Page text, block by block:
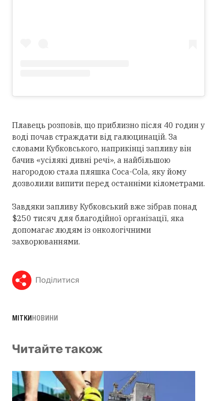
Плавець розповів, що приблизно після 40 годин у
воді почав страждати від галюцинацій. За
словами Кубковського, наприкінці запливу він
бачив «усілякі дивні речі», а найбільшою
нагородою стала пляшка Coca-Cola, яку йому
дозволили випити перед останніми кілометрами.
Завдяки запливу Кубковський вже зібрав понад
$250 тисяч для благодійної організації, яка
допомагає людям із онкологічними
захворюваннями.
Поділитися
МІТКИНОВИНИ
Читайте також